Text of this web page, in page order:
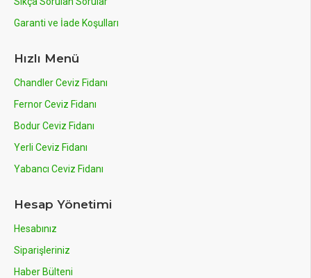
Garanti ve İade Koşulları
Hızlı Menü
Chandler Ceviz Fidanı
Fernor Ceviz Fidanı
Bodur Ceviz Fidanı
Yerli Ceviz Fidanı
Yabancı Ceviz Fidanı
Hesap Yönetimi
Hesabınız
Siparişleriniz
Haber Bülteni